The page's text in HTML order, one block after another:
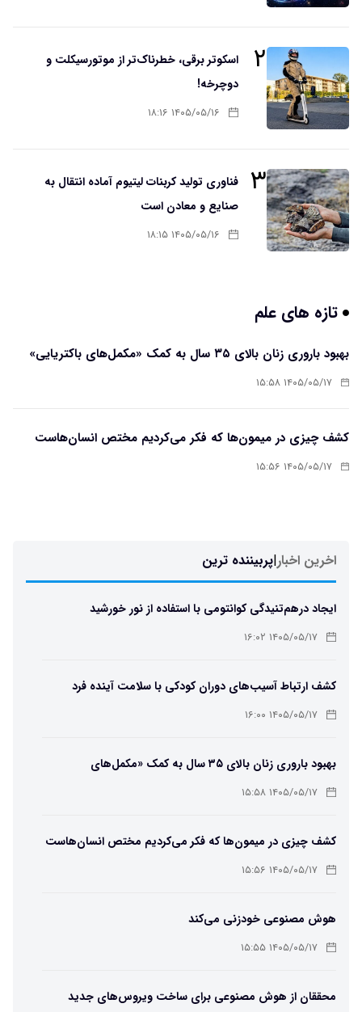
۲
اسکوتر برقی، خطرناک‌تر از موتورسیکلت و
دوچرخه!
۱۴۰۵/۰۵/۱۶ ۱۸:۱۶
۳
فناوری تولید کربنات لیتیوم آماده انتقال به
صنایع و معادن است
۱۴۰۵/۰۵/۱۶ ۱۸:۱۵
تازه های علم
بهبود باروری زنان بالای ۳۵ سال به کمک «مکمل‌های باکتریایی»
۱۴۰۵/۰۵/۱۷ ۱۵:۵۸
کشف چیزی در میمون‌ها که فکر می‌کردیم مختص انسان‌هاست
۱۴۰۵/۰۵/۱۷ ۱۵:۵۶
اخرین اخبار|پربیننده ترین
ایجاد درهم‌تنیدگی کوانتومی با استفاده از نور خورشید
۱۴۰۵/۰۵/۱۷ ۱۶:۰۲
کشف ارتباط آسیب‌های دوران کودکی با سلامت آینده فرد
۱۴۰۵/۰۵/۱۷ ۱۶:۰۰
بهبود باروری زنان بالای ۳۵ سال به کمک «مکمل‌های
باکتریایی»
۱۴۰۵/۰۵/۱۷ ۱۵:۵۸
کشف چیزی در میمون‌ها که فکر می‌کردیم مختص انسان‌هاست
۱۴۰۵/۰۵/۱۷ ۱۵:۵۶
هوش مصنوعی خودزنی می‌کند
۱۴۰۵/۰۵/۱۷ ۱۵:۵۵
محققان از هوش مصنوعی برای ساخت ویروس‌های جدید